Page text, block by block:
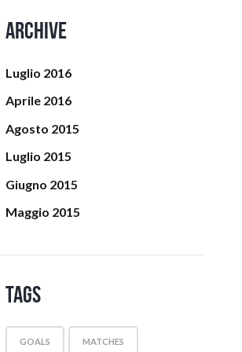
Archive
Luglio 2016
Aprile 2016
Agosto 2015
Luglio 2015
Giugno 2015
Maggio 2015
Tags
GOALS MATCHES